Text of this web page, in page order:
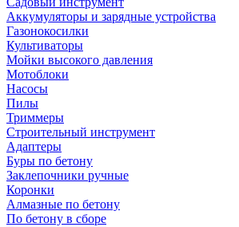
Аккумуляторы и зарядные устройства
Газонокосилки
Культиваторы
Мойки высокого давления
Мотоблоки
Насосы
Пилы
Триммеры
Строительный инструмент
Адаптеры
Буры по бетону
Заклепочники ручные
Коронки
Алмазные по бетону
По бетону в сборе